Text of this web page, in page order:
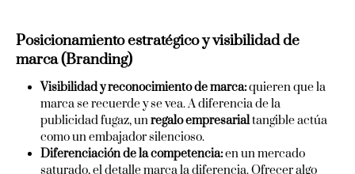
Posicionamiento estratégico y visibilidad de
marca (Branding)
Visibilidad y reconocimiento de marca:quieren que la
marca se recuerde y se vea. A diferencia de la
publicidad fugaz, unregalo empresarialtangible actúa
como un embajador silencioso.
Diferenciación de la competencia:en un mercado
saturado, el detalle marca la diferencia. Ofrecer algo